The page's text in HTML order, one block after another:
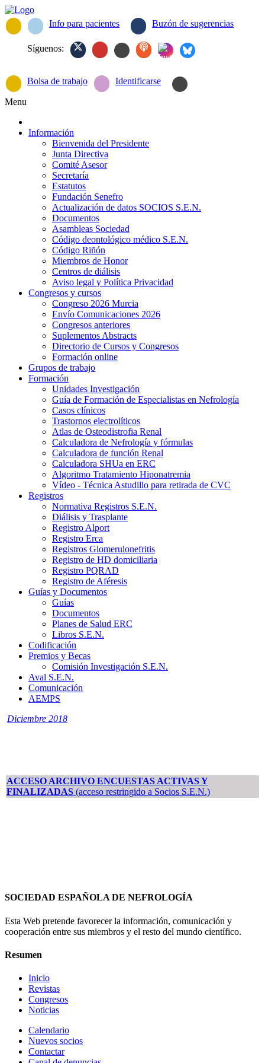
Info para pacientes Buzón de sugerencias
Síguenos:
Bolsa de trabajo Identificarse
Menu
Información
Bienvenida del Presidente
Junta Directiva
Comité Asesor
Secretaría
Estatutos
Fundación Senefro
Actualización de datos SOCIOS S.E.N.
Documentos
Asambleas Sociedad
Código deontológico médico S.E.N.
Código Riñón
Miembros de Honor
Centros de diálisis
Aviso legal y Política Privacidad
Congresos y cursos
Congreso 2026 Murcia
Envío Comunicaciones 2026
Congresos anteriores
Suplementos Abstracts
Directorio de Cursos y Congresos
Formación online
Grupos de trabajo
Formación
Unidades Investigación
Guía de Formación de Especialistas en Nefrología
Casos clínicos
Trastornos electrolíticos
Atlas de Osteodistrofia Renal
Calculadora de Nefrología y fórmulas
Calculadora de función Renal
Calculadora SHUa en ERC
Algoritmo Tratamiento Hiponatremia
Vídeo - Técnica Astudillo para retirada de CVC
Registros
Normativa Registros S.E.N.
Diálisis y Trasplante
Registro Alport
Registro Erca
Registros Glomerulonefritis
Registro de HD domiciliaria
Registro PQRAD
Registro de Aféresis
Guías y Documentos
Guías
Documentos
Planes de Salud ERC
Libros S.E.N.
Codificación
Premios y Becas
Comisión Investigación S.E.N.
Aval S.E.N.
Comunicación
AEMPS
Diciembre 2018
ACCESO ARCHIVO ENCUESTAS ACTIVAS Y
FINALIZADAS (acceso restringido a Socios S.E.N.)
SOCIEDAD ESPAÑOLA DE NEFROLOGÍA
Esta Web pretende favorecer la información, comunicación y
cooperación entre sus miembros y el resto del mundo científico.
Resumen
Inicio
Revistas
Congresos
Noticias
Calendario
Nuevos socios
Contactar